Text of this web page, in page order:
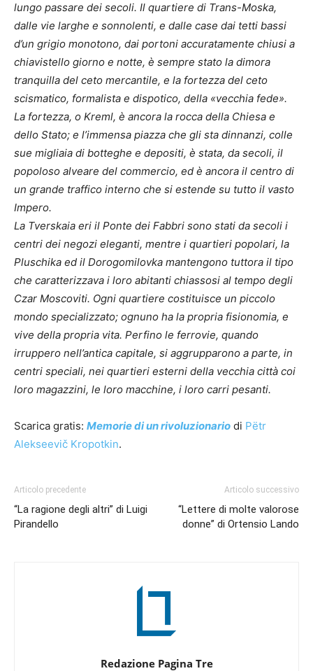
lungo passare dei secoli. Il quartiere di Trans-Moska,
dalle vie larghe e sonnolenti, e dalle case dai tetti bassi
d’un grigio monotono, dai portoni accuratamente chiusi a
chiavistello giorno e notte, è sempre stato la dimora
tranquilla del ceto mercantile, e la fortezza del ceto
scismatico, formalista e dispotico, della «vecchia fede».
La fortezza, o Kreml, è ancora la rocca della Chiesa e
dello Stato; e l’immensa piazza che gli sta dinnanzi, colle
sue migliaia di botteghe e depositi, è stata, da secoli, il
popoloso alveare del commercio, ed è ancora il centro di
un grande traffico interno che si estende su tutto il vasto
Impero.
La Tverskaia eri il Ponte dei Fabbri sono stati da secoli i
centri dei negozi eleganti, mentre i quartieri popolari, la
Pluschika ed il Dorogomilovka mantengono tuttora il tipo
che caratterizzava i loro abitanti chiassosi al tempo degli
Czar Moscoviti. Ogni quartiere costituisce un piccolo
mondo specializzato; ognuno ha la propria fisionomia, e
vive della propria vita. Perfino le ferrovie, quando
irruppero nell’antica capitale, si aggrupparono a parte, in
centri speciali, nei quartieri esterni della vecchia città coi
loro magazzini, le loro macchine, i loro carri pesanti.
Scarica gratis: Memorie di un rivoluzionario di Pëtr
Alekseevič Kropotkin.
Articolo precedente
“La ragione degli altri” di Luigi
Pirandello
Articolo successivo
“Lettere di molte valorose
donne” di Ortensio Lando
Redazione Pagina Tre